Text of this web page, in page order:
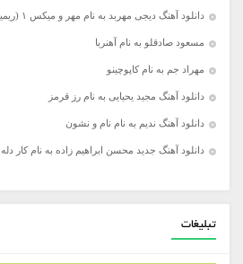
دانلود آهنگ دیجی مهربد به نام مهر و میکس ۱ (ریمیکس)
مسعود صادقلو به نام آهنربا
مهراد جم به نام کاپوچینو
دانلود آهنگ مجید یحیایی به نام رز قرمز
دانلود آهنگ ندیم به نام نام و نشون
دانلود آهنگ جدید محسن ابراهیم زاده به نام کار دله
تبلیغات